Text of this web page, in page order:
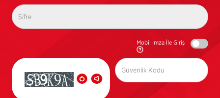
Mobil İmza İle Giriş